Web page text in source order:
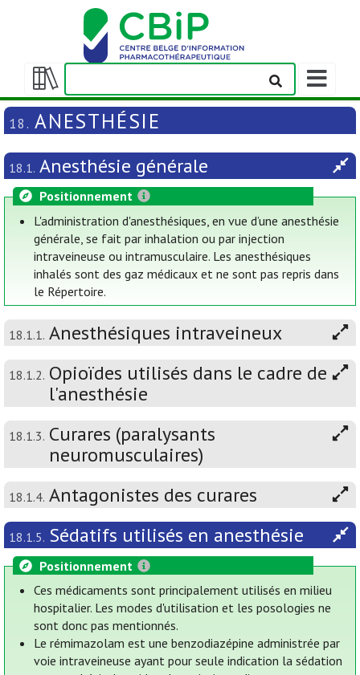
Afficher/masquer
la
table
matières
Afficher/
la
barre
navigation
18. ANESTHÉSIE
18.1. Anesthésie générale
Positionnement
L'administration d'anesthésiques, en vue d’une anesthésie
générale, se fait par inhalation ou par injection
intraveineuse ou intramusculaire. Les anesthésiques
inhalés sont des gaz médicaux et ne sont pas repris dans
le Répertoire.
18.1.1. Anesthésiques intraveineux
18.1.2. Opioïdes utilisés dans le cadre de
l'anesthésie
18.1.3. Curares (paralysants
neuromusculaires)
18.1.4. Antagonistes des curares
18.1.5. Sédatifs utilisés en anesthésie
Positionnement
Ces médicaments sont principalement utilisés en milieu
hospitalier. Les modes d'utilisation et les posologies ne
sont donc pas mentionnés.
Le rémimazolam est une benzodiazépine administrée par
voie intraveineuse ayant pour seule indication la sédation